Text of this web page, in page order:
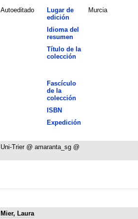
Autoeditado
Lugar de
edición
Murcia
Idioma del
resumen
Título de la
colección
Fascículo
de la
colección
ISBN
Expedición
Uni-Trier @ amaranta_sg @
Mier, Laura